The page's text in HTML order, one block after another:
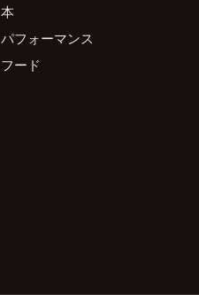
本
パフォーマンス
フード